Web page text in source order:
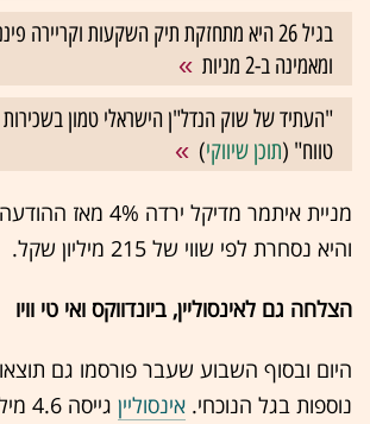
בגיל 26 היא מתחזקת תיק השקעות וקריירה
ומאמינה ב-2 מניות
"העתיד של שוק הנדל"ן הישראלי טמון
טווח" (תוכן שיווקי)
מניית איתמר מדיקל
והיא נסחרת לפי שווי של 215 מיליון שקל.
הצלחה גם לאינסוליין, ביונדווקס ואי טי וויו
היום ובסוף השבוע שעבר פורסמו גם
נוספות בגל הנוכחי. אינסוליין